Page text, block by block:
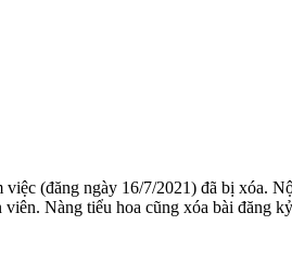
(đăng ngày 16/7/2021) đã bị xóa.
Nàng tiểu hoa cũng xóa bài đăng